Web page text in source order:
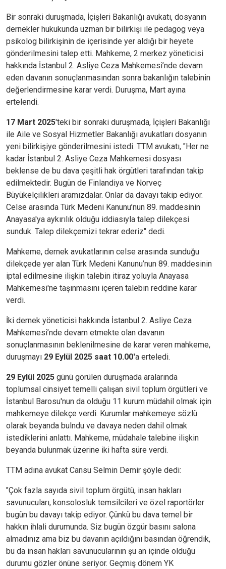
Bir sonraki duruşmada, İçişleri Bakanlığı avukatı, dosyanın
dernekler hukukunda uzman bir bilirkişi ile pedagog veya
psikolog bilirkişinin de içerisinde yer aldığı bir heyete
gönderilmesini talep etti. Mahkeme, 2 merkez yöneticisi
hakkında İstanbul 2. Asliye Ceza Mahkemesi’nde devam
eden davanın sonuçlanmasından sonra bakanlığın talebinin
değerlendirmesine karar verdi. Duruşma, Mart ayına
ertelendi.
17 Mart 2025'teki bir sonraki duruşmada, İçişleri Bakanlığı
ile Aile ve Sosyal Hizmetler Bakanlığı avukatları dosyanın
yeni bilirkişiye gönderilmesini istedi. TTM avukatı, "Her ne
kadar İstanbul 2. Asliye Ceza Mahkemesi dosyası
beklense de bu dava çeşitli hak örgütleri tarafından takip
edilmektedir. Bugün de Finlandiya ve Norveç
Büyükelçilikleri aramızdalar. Onlar da davayı takip ediyor.
Celse arasında Türk Medeni Kanunu’nun 89. maddesinin
Anayasa'ya aykırılık olduğu iddiasıyla talep dilekçesi
sunduk. Talep dilekçemizi tekrar ederiz" dedi.
Mahkeme, dernek avukatlarının celse arasında sunduğu
dilekçede yer alan Türk Medeni Kanunu’nun 89. maddesinin
iptal edilmesine ilişkin talebin itiraz yoluyla Anayasa
Mahkemesi'ne taşınmasını içeren talebin reddine karar
verdi.
İki dernek yöneticisi hakkında İstanbul 2. Asliye Ceza
Mahkemesi’nde devam etmekte olan davanın
sonuçlanmasının beklenilmesine de karar veren mahkeme,
duruşmayı 29 Eylül 2025 saat 10.00'a erteledi.
29 Eylül 2025 günü görülen duruşmada aralarında
toplumsal cinsiyet temelli çalışan sivil toplum örgütleri ve
İstanbul Barosu'nun da olduğu 11 kurum müdahil olmak için
mahkemeye dilekçe verdi. Kurumlar mahkemeye sözlü
olarak beyanda bulndu ve davaya neden dahil olmak
istediklerini anlattı. Mahkeme, müdahale talebine ilişkin
beyanda bulunmak üzerine iki hafta süre verdi.
TTM adına avukat Cansu Selmin Demir şöyle dedi:
"Çok fazla sayıda sivil toplum örgütü, insan hakları
savunucuları, konsolosluk temsilcileri ve özel raportörler
bugün bu davayı takip ediyor. Çünkü bu dava temel bir
hakkın ihlali durumunda. Siz bugün özgür basını salona
almadınız ama biz bu davanın açıldığını basından öğrendik,
bu da insan hakları savunucularının şu an içinde olduğu
durumu gözler önüne seriyor. Geçmiş dönem YK